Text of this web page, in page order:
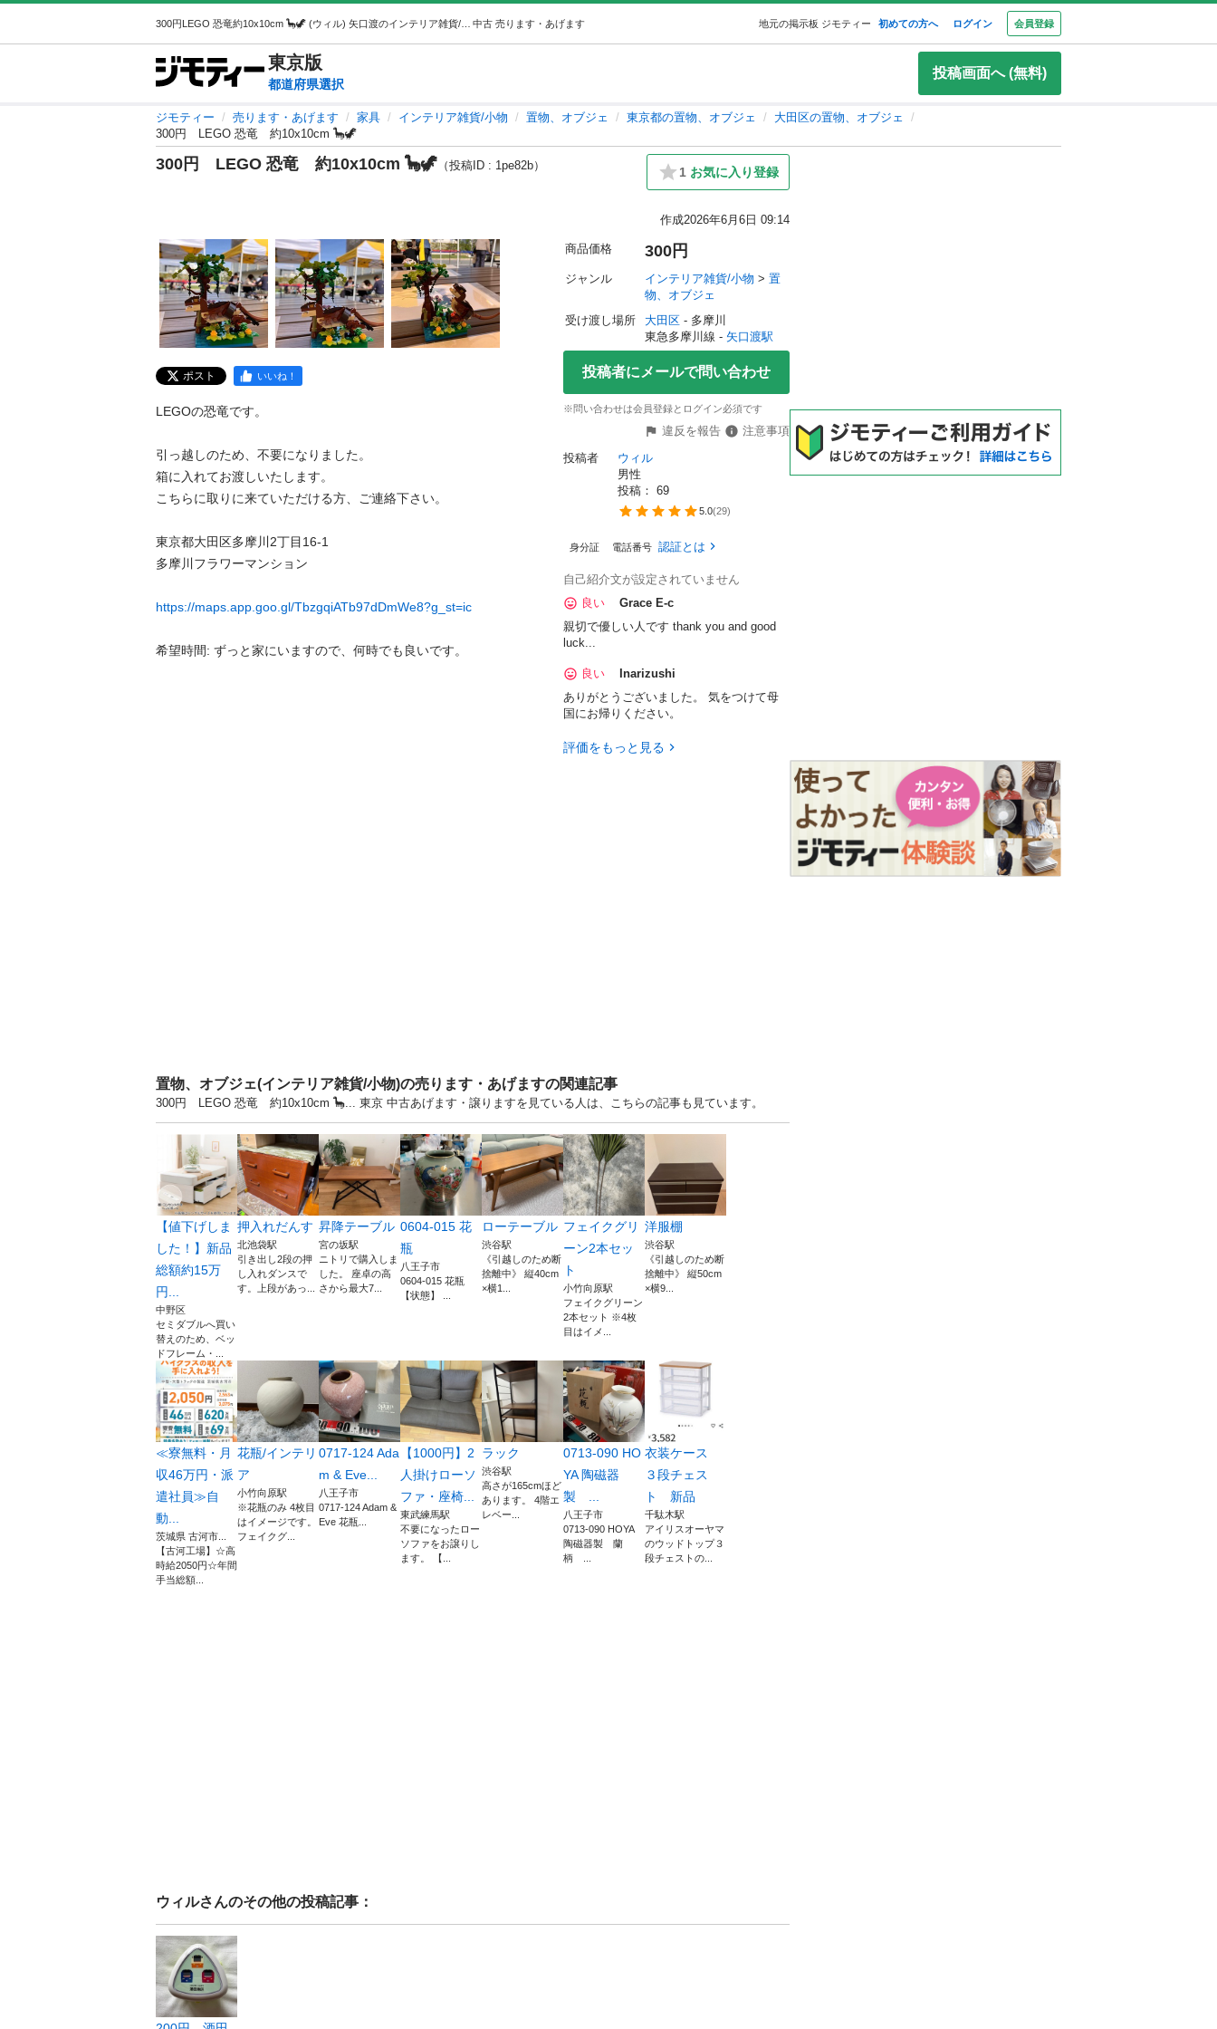
中古 売ります・あげます 地元の掲示板 ジモティー 初めての方へ ログイン 会員登録
東京版
都道府県選択
投稿画面へ (無料)
ジモティー 売ります・あげます 家具 インテリア雑貨/小物 置物、オブジェ 東京都の置物、オブジェ
大田区の置物、オブジェ
300円 LEGO 恐竜 約10x10cm 🦕🦖
300円 LEGO 恐竜 約10x10cm 🦕🦖 （投稿ID : 1pe82b） 1 お気に入り登録
作成2026年6月6日 09:14
ポスト いいね！
LEGOの恐竜です。
引っ越しのため、不要になりました。
箱に入れてお渡しいたします。
こちらに取りに来ていただける方、ご連絡下さい。
東京都大田区多摩川2丁目16-1
多摩川フラワーマンション
https://maps.app.goo.gl/TbzgqiATb97dDmWe8?g_st=ic
希望時間: ずっと家にいますので、何時でも良いです。
商品価格 300円
ジャンル インテリア雑貨/小物 > 置
物、オブジェ
受け渡し場所
大田区 - 多摩川
東急多摩川線 - 矢口渡駅
投稿者にメールで問い合わせ
※問い合わせは会員登録とログイン必須です
違反を報告
注意事項
投稿者
ウィル
男性
投稿： 69
5.0(29)
身分証 電話番号 認証とは
自己紹介文が設定されていません
良い
Grace E-c
親切で優しい人です thank you and good
luck...
良い
Inarizushi
ありがとうございました。 気をつけて母
国にお帰りください。
評価をもっと見る
置物、オブジェ(インテリア雑貨/小物)の売ります・あげますの関連記事
300円 LEGO 恐竜 約10x10cm 🦕... 東京 中古あげます・譲りますを見ている人は、こちらの記事も見ています。
【値下げしま
した！】新品
総額約15万
円...
中野区
セミダブルへ買い
替えのため、ベッ
ドフレーム・...
押入れだんす
北池袋駅
引き出し2段の押
し入れダンスで
す。上段があっ...
昇降テーブル
宮の坂駅
ニトリで購入しま
した。 座卓の高
さから最大7...
0604-015 花
瓶
八王子市
0604-015 花瓶
【状態】 ...
ローテーブル
渋谷駅
《引越しのため断
捨離中》 縦40cm
×横1...
フェイクグリ
ーン2本セッ
ト
小竹向原駅
フェイクグリーン
2本セット ※4枚
目はイメ...
洋服棚
渋谷駅
《引越しのため断
捨離中》 縦50cm
×横9...
≪寮無料・月
収46万円・派
遣社員≫自
動...
茨城県 古河市...
【古河工場】☆高
時給2050円☆年間
手当総額...
花瓶/インテリ
ア
小竹向原駅
※花瓶のみ 4枚目
はイメージです。
フェイクグ...
0717-124 Ada
m & Eve...
八王子市
0717-124 Adam &
Eve 花瓶...
【1000円】2
人掛けローソ
ファ・座椅...
東武練馬駅
不要になったロー
ソファをお譲りし
ます。 【...
ラック
渋谷駅
高さが165cmほど
あります。 4階エ
レベー...
0713-090 HO
YA 陶磁器
製 ...
八王子市
0713-090 HOYA
陶磁器製 蘭
柄 ...
衣装ケース
３段チェス
ト 新品
千駄木駅
アイリスオーヤマ
のウッドトップ３
段チェストの...
ウィルさんのその他の投稿記事：